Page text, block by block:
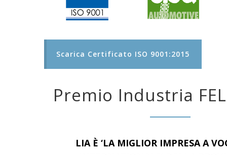
Scarica Certificato ISO 9001:2015
Premio Industria
LIA È ‘LA MIGLIOR IMPRESA A